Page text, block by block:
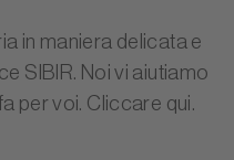
in maniera delicata e
SIBIR. Noi vi aiutiamo
per voi. Cliccare qui.